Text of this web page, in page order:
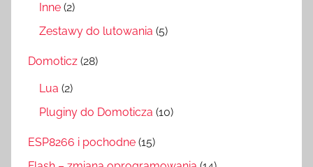
Inne (2)
Zestawy do lutowania (5)
Domoticz (28)
Lua (2)
Pluginy do Domoticza (10)
ESP8266 i pochodne (15)